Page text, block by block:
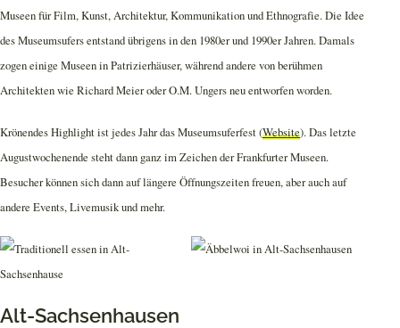
Museen für Film, Kunst, Architektur, Kommunikation und Ethnografie. Die Idee
des Museumsufers entstand übrigens in den 1980er und 1990er Jahren. Damals
zogen einige Museen in Patrizierhäuser, während andere von berühmen
Architekten wie Richard Meier oder O.M. Ungers neu entworfen worden.
Krönendes Highlight ist jedes Jahr das Museumsuferfest (Website). Das letzte
Augustwochenende steht dann ganz im Zeichen der Frankfurter Museen.
Besucher können sich dann auf längere Öffnungszeiten freuen, aber auch auf
andere Events, Livemusik und mehr.
Alt-Sachsenhausen